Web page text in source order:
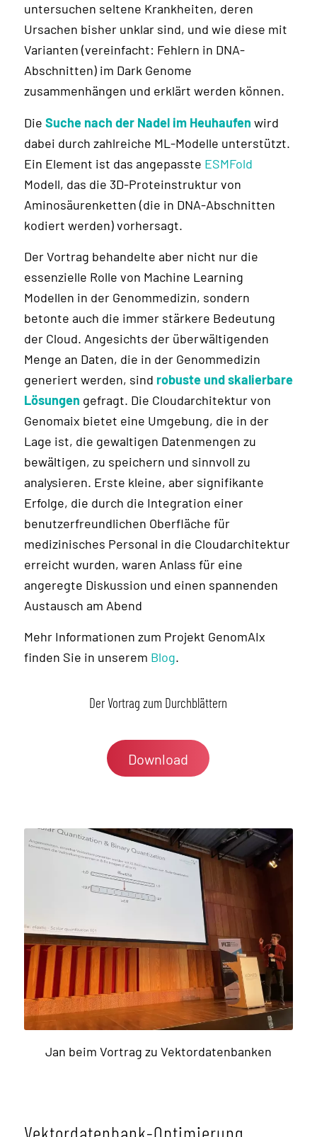
untersuchen seltene Krankheiten, deren
Ursachen bisher unklar sind, und wie diese mit
Varianten (vereinfacht: Fehlern in DNA-
Abschnitten) im Dark Genome
zusammenhängen und erklärt werden können.
Die Suche nach der Nadel im Heuhaufen wird
dabei durch zahlreiche ML-Modelle unterstützt.
Ein Element ist das angepasste ESMFold
Modell, das die 3D-Proteinstruktur von
Aminosäurenketten (die in DNA-Abschnitten
kodiert werden) vorhersagt.
Der Vortrag behandelte aber nicht nur die
essenzielle Rolle von Machine Learning
Modellen in der Genommedizin, sondern
betonte auch die immer stärkere Bedeutung
der Cloud. Angesichts der überwältigenden
Menge an Daten, die in der Genommedizin
generiert werden, sind robuste und skalierbare
Lösungen gefragt. Die Cloudarchitektur von
Genomaix bietet eine Umgebung, die in der
Lage ist, die gewaltigen Datenmengen zu
bewältigen, zu speichern und sinnvoll zu
analysieren. Erste kleine, aber signifikante
Erfolge, die durch die Integration einer
benutzerfreundlichen Oberfläche für
medizinisches Personal in die Cloudarchitektur
erreicht wurden, waren Anlass für eine
angeregte Diskussion und einen spannenden
Austausch am Abend
Mehr Informationen zum Projekt GenomAIx
finden Sie in unserem Blog.
Der Vortrag zum Durchblättern
Download
Jan beim Vortrag zu Vektordatenbanken